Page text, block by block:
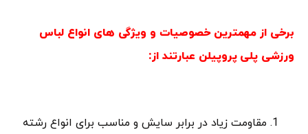
برخی از مهمترین خصوصیات و ویژگی های انواع لباس
ورزشی پلی پروپیلن عبارتند از:
مقاومت زیاد در برابر سایش و مناسب برای انواع رشته